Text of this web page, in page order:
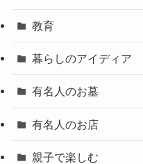
教育
暮らしのアイディア
有名人のお墓
有名人のお店
親子で楽しむ